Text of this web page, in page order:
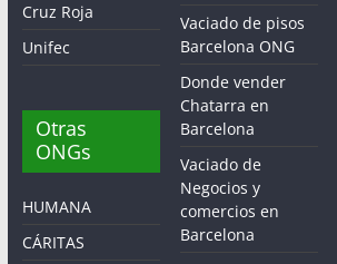
Cruz Roja
Unifec
Otras
ONGs
HUMANA
CÁRITAS
Vaciado de pisos
Barcelona ONG
Donde vender
Chatarra en
Barcelona
Vaciado de
Negocios y
comercios en
Barcelona